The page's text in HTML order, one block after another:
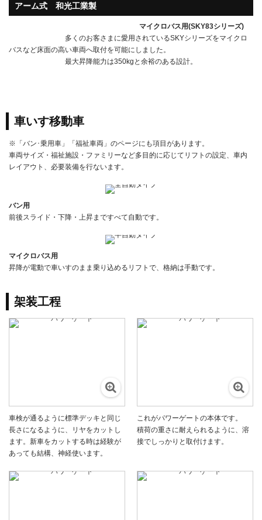
アーム式 和光工業製
マイクロバス用(SKY83シリーズ)
多くのお客さまに愛用されているSKYシリーズをマイクロ
バスなど床面の高い車両へ取付を可能にしました。
最大昇降能力は350kgと余裕のある設計。
車いす移動車
※「バン･乗用車」「福祉車両」のページにも項目があります。
車両サイズ・福祉施設・ファミリーなど多目的に応じてリフトの設定、車内
レイアウト、必要装備を行ないます。
バン用
前後スライド・下降・上昇まですべて自動です。
マイクロバス用
昇降が電動で車いすのまま乗り込めるリフトで、格納は手動です。
架装工程
車検が通るように標準デッキと同じ
長さになるように、リヤをカットし
ます。新車をカットする時は経験が
あっても結構、神経使います。
これがパワーゲートの本体です。
積荷の重さに耐えられるように、溶
接でしっかりと取付けます。